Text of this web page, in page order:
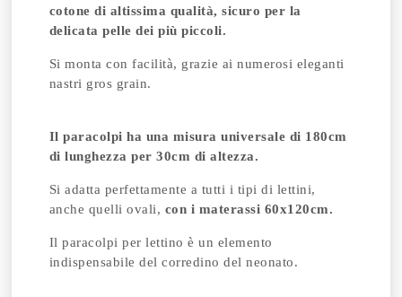
cotone di altissima qualità, sicuro per la
delicata pelle dei più piccoli.
Si monta con facilità, grazie ai numerosi eleganti
nastri gros grain.
Il paracolpi ha una misura universale di 180cm
di lunghezza per 30cm di altezza.
Si adatta perfettamente a tutti i tipi di lettini,
anche quelli ovali, con i materassi 60x120cm.
Il paracolpi per lettino è un elemento
indispensabile del corredino del neonato.